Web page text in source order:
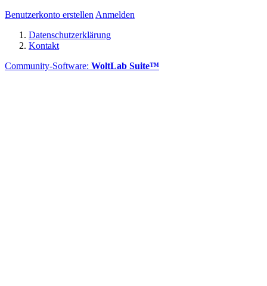
Benutzerkonto erstellen Anmelden
Datenschutzerklärung
Kontakt
Community-Software: WoltLab Suite™